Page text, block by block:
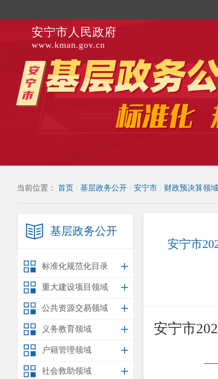
安宁市人民政府
www.kman.gov.cn
当前位置： 首页 / 基层政务公开 / 安宁市 / 财政预决算领域
基层政务公开
标准化规范化目录
重大建设项目领域
公共资源交易领域
义务教育领域
户籍管理领域
社会救助领域
安宁市
安宁市